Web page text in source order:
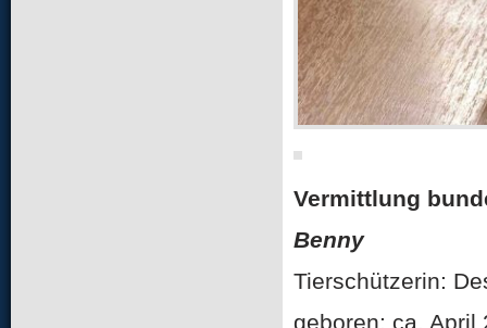
Vermittlung
Benny
Tierschützerin:
geboren: ca. April